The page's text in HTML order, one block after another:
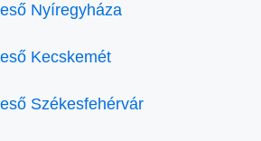
Nyíregyháza
Kecskemét
Székesfehérvár